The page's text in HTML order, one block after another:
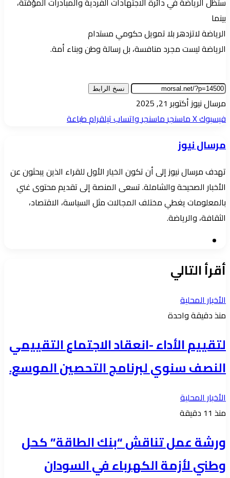
بينما
الرياضة لاتزدهر بلا تمويل حكومي مستدام
الرياضة ليست مجرد منافسة، بل رسالة وطن وبناء أمة.
نسخ الرابط
مرسال نيوزأرسل
بريدا
أكتوبر 21, 2025
فيسبوك‫Xماسنجرماسنجرواتسابتيلقرامطباعة
مرسال نيوز
تهدف مرسال نيوز إلى أن تكون الخيار الأول للقراء الذين يبحثون عن
الأخبار الصحيحة والشاملة. تسعى المنصة إلى تقديم محتوى غني
بالمعلومات يغطي مختلف المجالات مثل السياسة، الاقتصاد،
الثقافة، والرياضة.
أقرأ التالي
الأخبار المحلية
منذ دقيقة واحدة
لتقييم الأداء -انعقاد الاجتماع التقييمي
النصف سنوي لبرنامج التحصين الموسع.
الأخبار المحلية
منذ 11 دقيقة
ورشة عمل تناقش “بنك الطاقة” كحل
وطني لأزمة الكهرباء في السودان